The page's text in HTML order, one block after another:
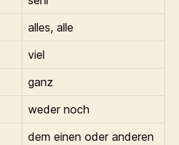
alles, alle
viel
ganz
weder noch
dem einen oder anderen